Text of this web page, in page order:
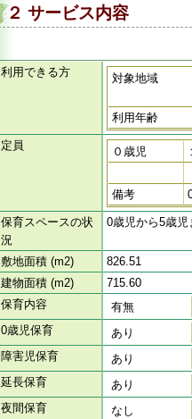
２ サービス内容
利用できる方 対象地域
利用年齢
定員 ０歳児
備考
保育スペースの状
況
0歳児から5歳
敷地面積 (m2)
826.51
建物面積 (m2)
715.60
保育内容
有無
0歳児保育
あり
障害児保育
あり
延長保育
あり
夜間保育
なし